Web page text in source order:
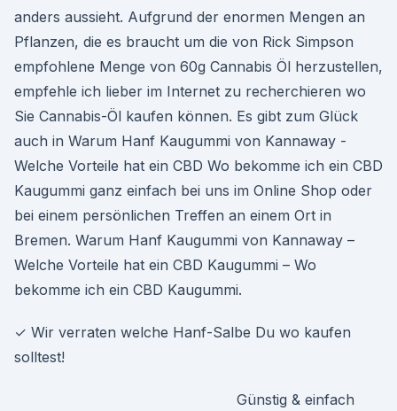
anders aussieht. Aufgrund der enormen Mengen an
Pflanzen, die es braucht um die von Rick Simpson
empfohlene Menge von 60g Cannabis Öl herzustellen,
empfehle ich lieber im Internet zu recherchieren wo
Sie Cannabis-Öl kaufen können. Es gibt zum Glück
auch in Warum Hanf Kaugummi von Kannaway -
Welche Vorteile hat ein CBD Wo bekomme ich ein CBD
Kaugummi ganz einfach bei uns im Online Shop oder
bei einem persönlichen Treffen an einem Ort in
Bremen. Warum Hanf Kaugummi von Kannaway –
Welche Vorteile hat ein CBD Kaugummi – Wo
bekomme ich ein CBD Kaugummi.
✓ Wir verraten welche Hanf-Salbe Du wo kaufen
solltest!
Günstig & einfach